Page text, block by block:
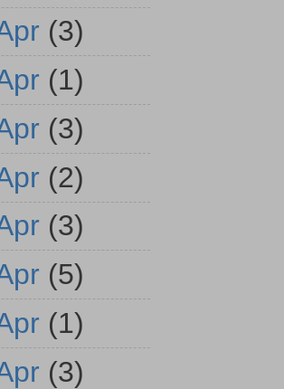
(3)
(1)
(3)
(2)
(3)
(5)
(1)
(3)